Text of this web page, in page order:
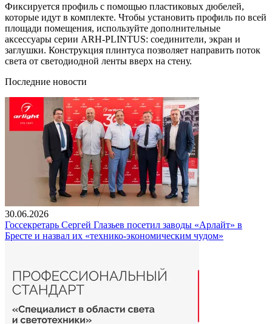
Фиксируется профиль с помощью пластиковых дюбелей,
которые идут в комплекте. Чтобы установить профиль по всей
площади помещения, используйте дополнительные
аксессуары серии ARH-PLINTUS: соединители, экран и
заглушки. Конструкция плинтуса позволяет направить поток
света от светодиодной ленты вверх на стену.
Последние новости
30.06.2026
Госсекретарь Сергей Глазьев посетил заводы «Арлайт» в
Бресте и назвал их «технико-экономическим чудом»